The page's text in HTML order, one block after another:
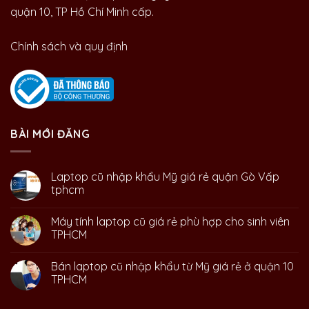
quận 10, TP Hồ Chí Minh cấp.
Chính sách và quy định
BÀI MỚI ĐĂNG
Laptop cũ nhập khẩu Mỹ giá rẻ quận Gò Vấp
tphcm
Máy tính laptop cũ giá rẻ phù hợp cho sinh viên
TPHCM
Bán laptop cũ nhập khẩu từ Mỹ giá rẻ ở quận 10
TPHCM